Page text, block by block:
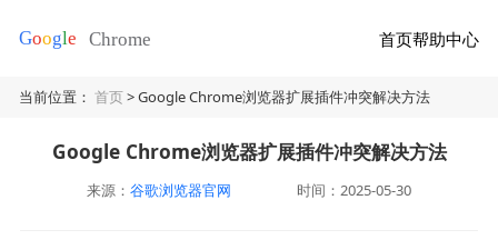
首页帮助中心
当前位置：首页> Google Chrome浏览器扩展插件冲突解决方法
Google Chrome浏览器扩展插件冲突解决方法
来源： 谷歌浏览器官网 时间：2025-05-30